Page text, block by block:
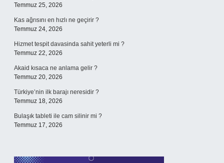
Temmuz 25, 2026
Kas ağrısını en hızlı ne geçirir ?
Temmuz 24, 2026
Hizmet tespit davasinda sahit yeterli mi ?
Temmuz 22, 2026
Akaid kısaca ne anlama gelir ?
Temmuz 20, 2026
Türkiye’nin ilk barajı neresidir ?
Temmuz 18, 2026
Bulaşık tableti ile cam silinir mi ?
Temmuz 17, 2026